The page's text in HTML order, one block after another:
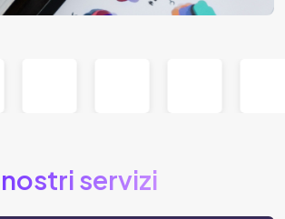
nostri servizi